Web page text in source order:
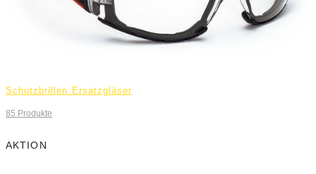
Schutzbrillen Ersatzgläser
85 Produkte
AKTION